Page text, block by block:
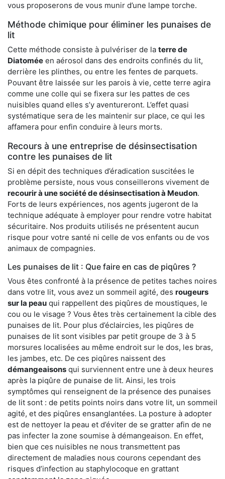
vous proposerons de vous munir d’une lampe torche.
Méthode chimique pour éliminer les punaises de
lit
Cette méthode consiste à pulvériser de la terre de
Diatomée en aérosol dans des endroits confinés du lit,
derrière les plinthes, ou entre les fentes de parquets.
Pouvant être laissée sur les parois à vie, cette terre agira
comme une colle qui se fixera sur les pattes de ces
nuisibles quand elles s’y aventureront. L’effet quasi
systématique sera de les maintenir sur place, ce qui les
affamera pour enfin conduire à leurs morts.
Recours à une entreprise de désinsectisation
contre les punaises de lit
Si en dépit des techniques d’éradication suscitées le
problème persiste, nous vous conseillerons vivement de
recourir à une société de désinsectisation à Meudon.
Forts de leurs expériences, nos agents jugeront de la
technique adéquate à employer pour rendre votre habitat
sécuritaire. Nos produits utilisés ne présentent aucun
risque pour votre santé ni celle de vos enfants ou de vos
animaux de compagnies.
Les punaises de lit : Que faire en cas de piqûres ?
Vous êtes confronté à la présence de petites taches noires
dans votre lit, vous avez un sommeil agité, des rougeurs
sur la peau qui rappellent des piqûres de moustiques, le
cou ou le visage ? Vous êtes très certainement la cible des
punaises de lit. Pour plus d’éclaircies, les piqûres de
punaises de lit sont visibles par petit groupe de 3 à 5
morsures localisées au même endroit sur le dos, les bras,
les jambes, etc. De ces piqûres naissent des
démangeaisons qui surviennent entre une à deux heures
après la piqûre de punaise de lit. Ainsi, les trois
symptômes qui renseignent de la présence des punaises
de lit sont : de petits points noirs dans votre lit, un sommeil
agité, et des piqûres ensanglantées. La posture à adopter
est de nettoyer la peau et d’éviter de se gratter afin de ne
pas infecter la zone soumise à démangeaison. En effet,
bien que ces nuisibles ne nous transmettent pas
directement de maladies nous courons cependant des
risques d’infection au staphylocoque en grattant